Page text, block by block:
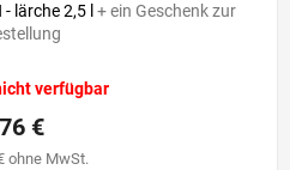
lärche 2,5 l + ein Geschenk zur
verfügbar
ohne MwSt.
76 €